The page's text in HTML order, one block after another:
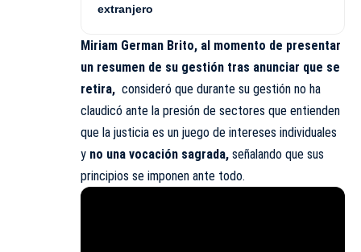
extranjero
Miriam German Brito, al momento de presentar
un resumen de su gestión tras anunciar que se
retira, consideró que durante su gestión no ha
claudicó ante la presión de sectores que entienden
que la justicia es un juego de intereses individuales
y no una vocación sagrada, señalando que sus
principios se imponen ante todo.